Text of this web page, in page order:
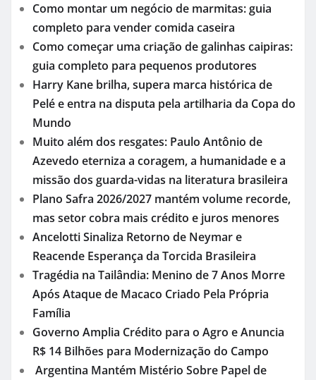
Como montar um negócio de marmitas: guia
completo para vender comida caseira
Como começar uma criação de galinhas caipiras:
guia completo para pequenos produtores
Harry Kane brilha, supera marca histórica de
Pelé e entra na disputa pela artilharia da Copa do
Mundo
Muito além dos resgates: Paulo Antônio de
Azevedo eterniza a coragem, a humanidade e a
missão dos guarda-vidas na literatura brasileira
Plano Safra 2026/2027 mantém volume recorde,
mas setor cobra mais crédito e juros menores
Ancelotti Sinaliza Retorno de Neymar e
Reacende Esperança da Torcida Brasileira
Tragédia na Tailândia: Menino de 7 Anos Morre
Após Ataque de Macaco Criado Pela Própria
Família
Governo Amplia Crédito para o Agro e Anuncia
R$ 14 Bilhões para Modernização do Campo
Argentina Mantém Mistério Sobre Papel de